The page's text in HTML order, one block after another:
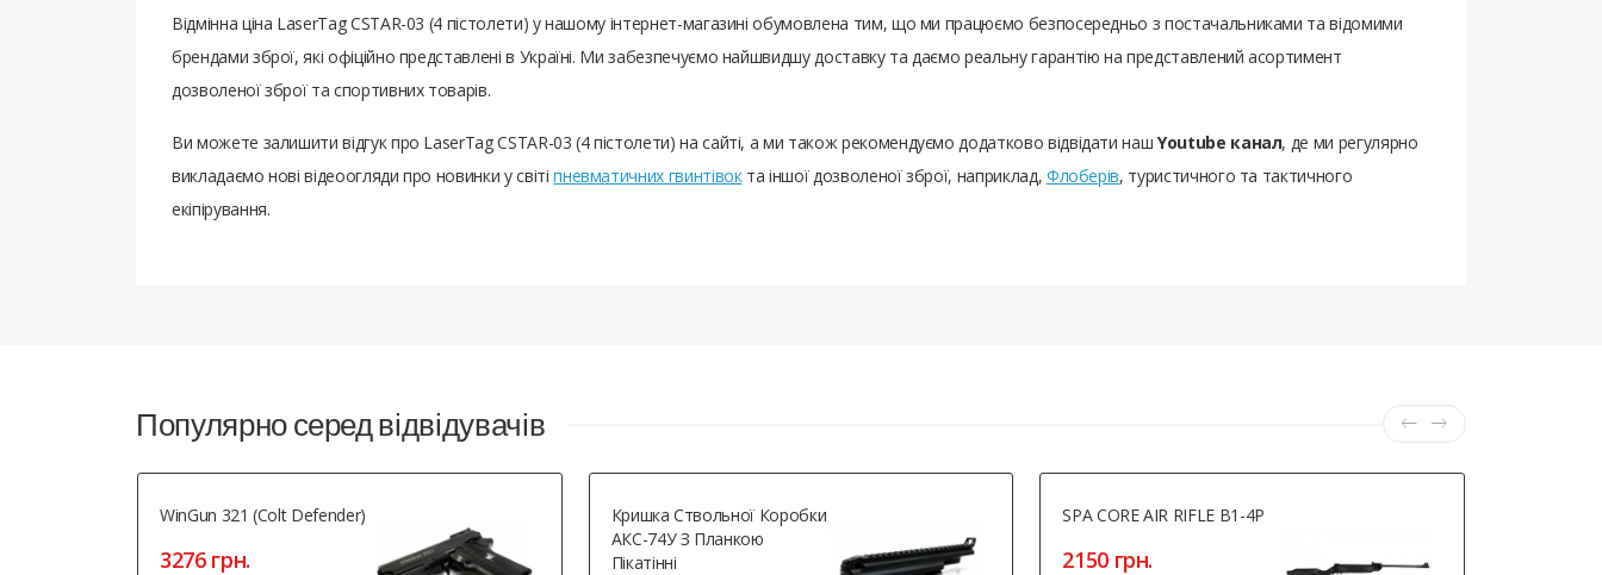
Відмінна ціна LaserTag CSTAR-03 (4 пістолети) у нашому інтернет-магазині обумовлена ​​тим, що ми працюємо безпосередньо з постачальниками та відомими
брендами зброї, які офіційно представлені в Україні. Ми забезпечуємо найшвидшу доставку та даємо реальну гарантію на представлений асортимент
дозволеної зброї та спортивних товарів.
Ви можете залишити відгук про LaserTag CSTAR-03 (4 пістолети) на сайті, а ми також рекомендуємо додатково відвідати наш Youtube канал, де ми регулярно
викладаємо нові відеоогляди про новинки у світіпневматичних гвинтівокта іншої дозволеної зброї, наприклад, Флоберів, туристичного та тактичного
екіпірування.
Популярно серед відвідувачів
WinGun 321 (Colt Defender)
3276 грн.
Кришка Ствольної Коробки
АКС-74У З Планкою
Пікатінні
SPA CORE AIR RIFLE B1-4P
2150 грн.